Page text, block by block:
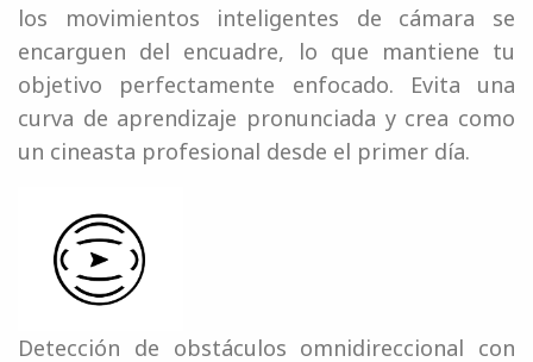
los movimientos inteligentes de cámara se
encarguen del encuadre, lo que mantiene tu
objetivo perfectamente enfocado. Evita una
curva de aprendizaje pronunciada y crea como
un cineasta profesional desde el primer día.
Detección de obstáculos omnidireccional con